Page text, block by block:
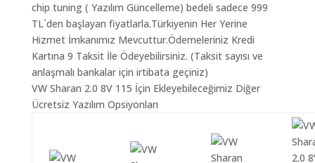
chip tuning ( Yazılım Güncelleme) bedeli sadece 999
TL`den başlayan fiyatlarla.Türkiyenin Her Yerine
Hizmet İmkanımız Mevcuttur.Ödemeleriniz Kredi
Kartına 9 Taksit İle Ödeyebilirsiniz. (Taksit sayısı ve
anlaşmalı bankalar için irtibata geçiniz)
VW Sharan 2.0 8V 115 İçin Ekleyebileceğimiz Diğer
Ücretsiz Yazılım Opsiyonları